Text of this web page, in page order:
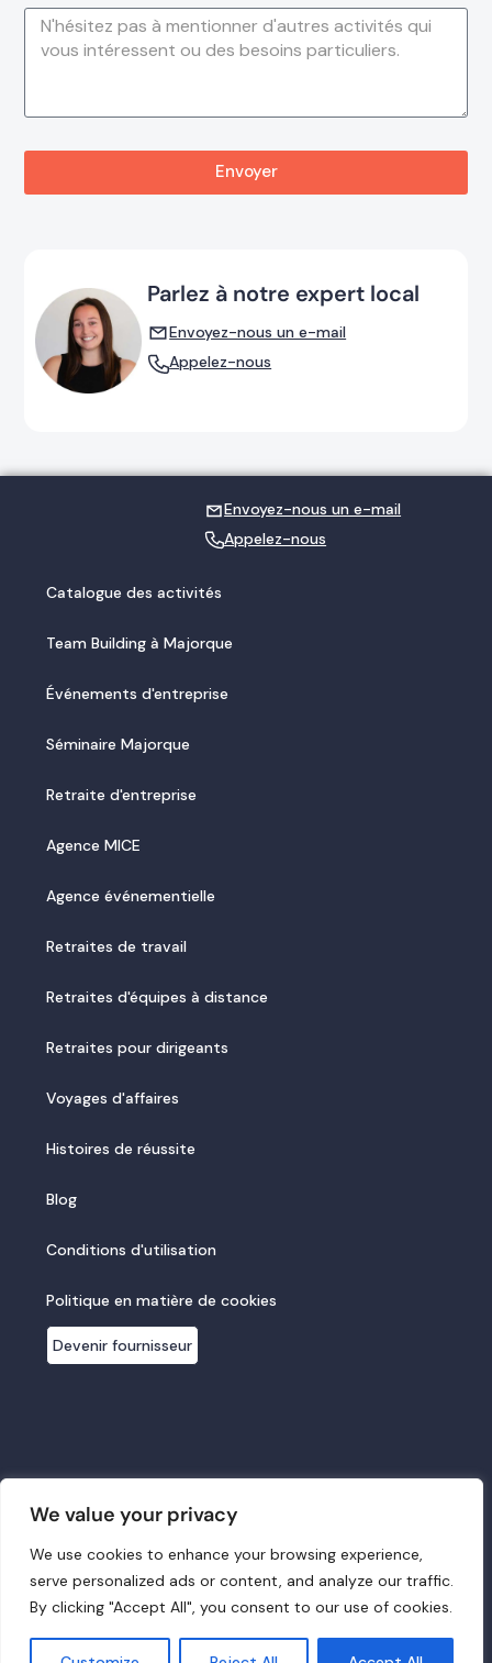
We value your privacy
We use cookies to enhance your browsing experience,
serve personalized ads or content, and analyze our traffic.
By clicking "Accept All", you consent to our use of cookies.
Envoyer
Parlez à notre expert local
Envoyez-nous un e-mail
Appelez-nous
Envoyez-nous un e-mail
Appelez-nous
Catalogue des activités
Team Building à Majorque
Événements d'entreprise
Séminaire Majorque
Retraite d'entreprise
Agence MICE
Agence événementielle
Retraites de travail
Retraites d'équipes à distance
Retraites pour dirigeants
Voyages d'affaires
Histoires de réussite
Blog
Conditions d'utilisation
Politique en matière de cookies
Devenir fournisseur